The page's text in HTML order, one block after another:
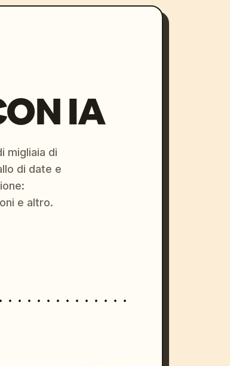
IA
migliaia di
di date e
e altro.